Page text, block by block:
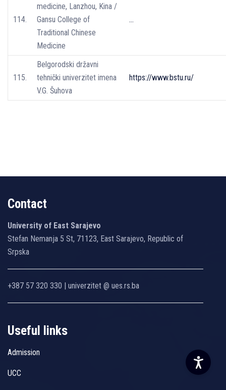
114.
medicine, Lanzhou, Kina /
Gansu College of
Traditional Chinese
Medicine
…
115.
Belgorodski državni
tehnički univerzitet imena
V.G. Šuhova
https://www.bstu.ru/
Contact
University of East Sarajevo
Stefan Nemanja 5 St, 71123, East Sarajevo, Republic of
Srpska
+387 57 320 330 | univerzitet @ ues.rs.ba
Useful links
Admission
UCC